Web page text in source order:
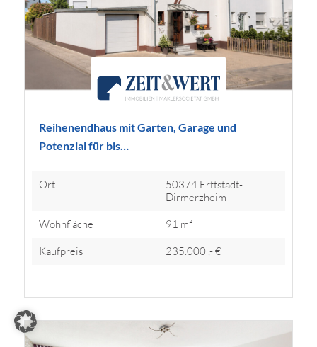
Reihenendhaus mit Garten, Garage und
Potenzial für bis…
Ort
50374 Erftstadt-
Dirmerzheim
Wohnfläche
91 m²
Kaufpreis
235.000 ,- €